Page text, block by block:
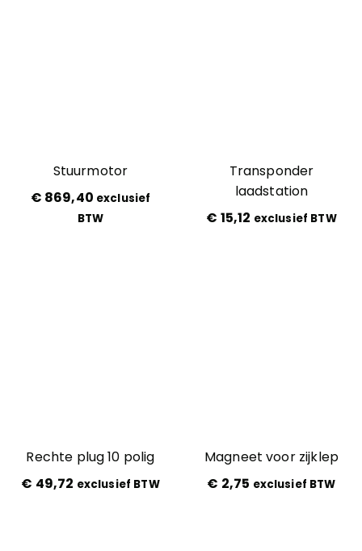
Stuurmotor
€ 869,40 exclusief
BTW
Transponder
laadstation
€ 15,12 exclusief BTW
Rechte plug 10 polig
€ 49,72 exclusief BTW
Magneet voor zijklep
€ 2,75 exclusief BTW